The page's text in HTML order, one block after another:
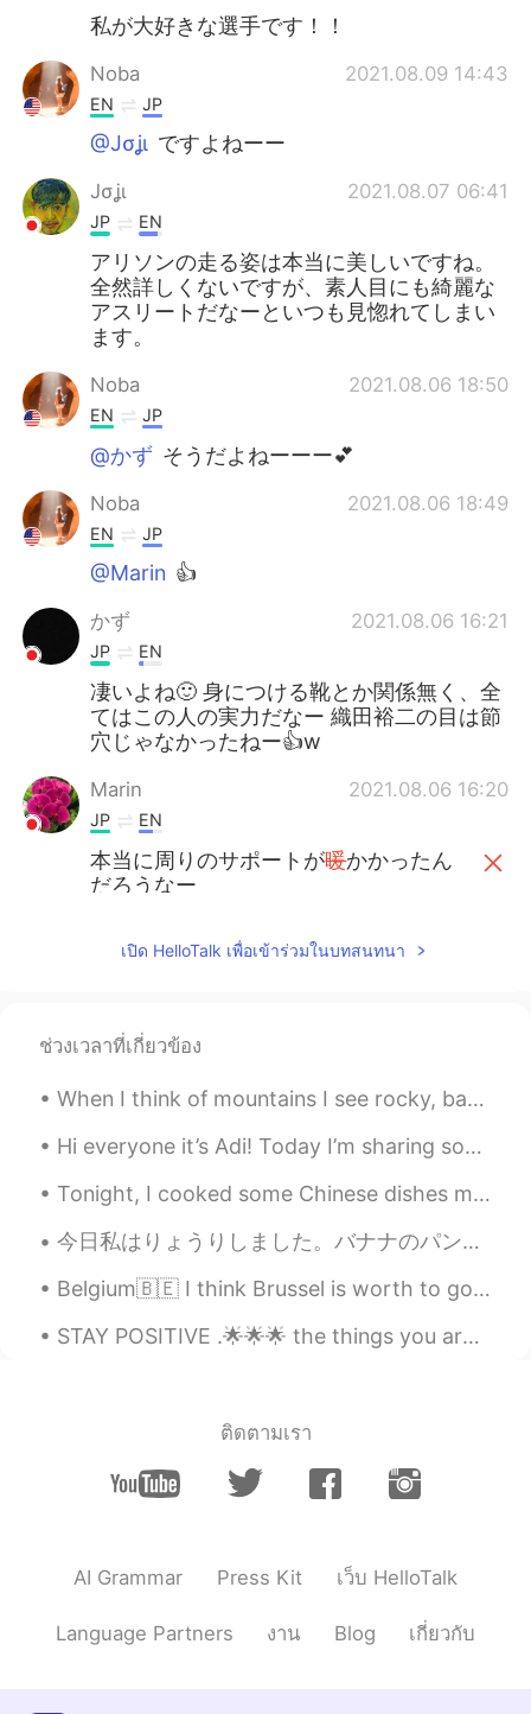
私が大好きな選手です！！
Noba 2021.08.09 14:43
EN JP
@Jσʝι ですよねーー
Jσʝι 2021.08.07 06:41
JP EN
アリソンの走る姿は本当に美しいですね。
全然詳しくないですが、素人目にも綺麗な
アスリートだなーといつも見惚れてしまい
ます。
Noba 2021.08.06 18:50
EN JP
@かず そうだよねーーー💕
Noba 2021.08.06 18:49
EN JP
@Marin 👍
かず 2021.08.06 16:21
JP EN
凄いよね🙂 身につける靴とか関係無く、全
てはこの人の実力だなー 織田裕二の目は節
穴じゃなかったねー👍w
Marin 2021.08.06 16:20
JP EN
本当に周りのサポートが暖かかったん
だろうなー
だろうなー
妊娠、出産をきっかけにNIKE
降り たみたい。
เปิด HelloTalk เพื่อเข้าร่วมในบทสนทนา
ช่วงเวลาที่เกี่ยวข้อง
When I think of mountains I see rocky, barren places in my mind. Maybe that’s why I find forest c...
Hi everyone it’s Adi! Today I’m sharing some pictures from the Cherry Blossom festival 🌸 in Was...
Tonight, I cooked some Chinese dishes my friends taught me...it tastes surprisingly good! haha 😉 ...
今日私はりょうりしました。バナナのパンをつくりました。パンをきって、たべました。おいしい。🍌🍌🍌バナナがすきです。 Today I cooked. I made banana bread. I...
Belgium🇧🇪 I think Brussel is worth to go, but maybe not stay too long, a couple of days will be j...
STAY POSITIVE .🌟🌟🌟 the things you are waiting and hoping for,tend to arrive at the most unexpecte...
ติดตามเรา
AI Grammar Press Kit เว็บ HelloTalk
Language Partners งาน Blog เกี่ยวกับ